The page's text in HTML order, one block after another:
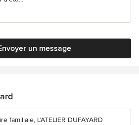
un message
familiale, L’ATELIER DUFAYARD